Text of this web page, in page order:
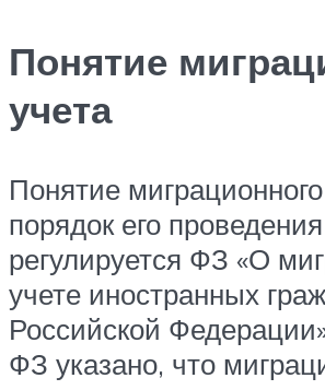
Понятие
учета
Понятие
порядок его проведения
регулируется ФЗ «О
учете иностранных
Российской
ФЗ указано, что